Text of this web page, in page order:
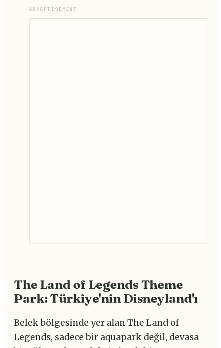
ADVERTISEMENT
The Land of Legends Theme
Park: Türkiye'nin Disneyland'ı
Belek bölgesinde yer alan The Land of
Legends, sadece bir aquapark değil, devasa